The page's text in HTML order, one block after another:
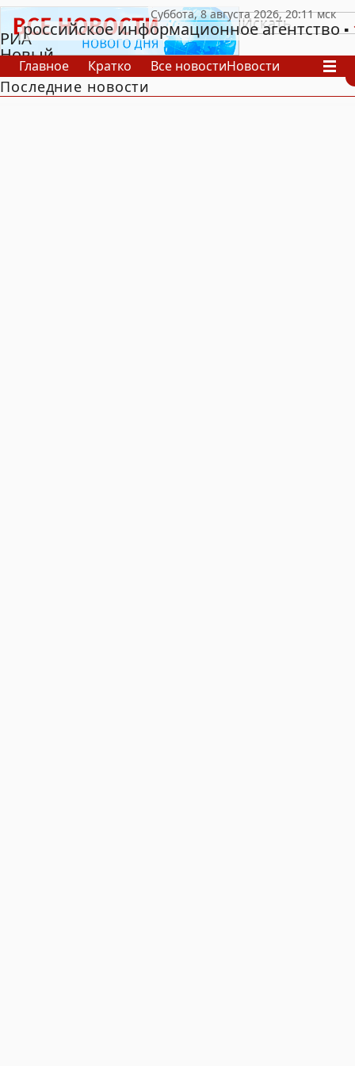
РИА
Новый
День
российское информационное агентство
Главное Кратко Все новостиНовости
В России
В мире
Последние новости